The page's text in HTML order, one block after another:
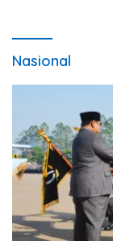
Nasional